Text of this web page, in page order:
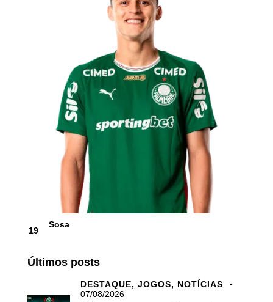
19
Sosa
Últimos posts
DESTAQUE, JOGOS, NOTÍCIAS
07/08/2026